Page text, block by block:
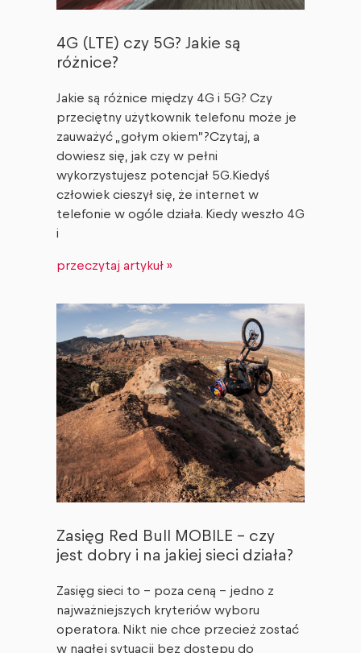
4G (LTE) czy 5G? Jakie są
różnice?
Jakie są różnice między 4G i 5G? Czy
przeciętny użytkownik telefonu może je
zauważyć „gołym okiem”?Czytaj, a
dowiesz się, jak czy w pełni
wykorzystujesz potencjał 5G.Kiedyś
człowiek cieszył się, że internet w
telefonie w ogóle działa. Kiedy weszło 4G
i
przeczytaj artykuł »
Zasięg Red Bull MOBILE – czy
jest dobry i na jakiej sieci działa?
Zasięg sieci to – poza ceną – jedno z
najważniejszych kryteriów wyboru
operatora. Nikt nie chce przecież zostać
w nagłej sytuacji bez dostępu do